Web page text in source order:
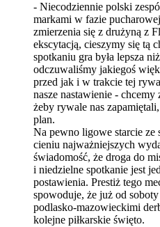
- Niecodziennie polski
markami w fazie
zmierzenia się z drużyną z
ekscytacją, cieszymy się tą
spotkaniu gra była lepsza
odczuwaliśmy jakiegoś
przed jak i w trakcie tej
nasze nastawienie - chcemy
żeby rywale nas
plan.
Na pewno ligowe starcie ze
cieniu najważniejszych
świadomość, że droga do
i niedzielne spotkanie jest
postawienia. Prestiż tego
spowoduje, że już od
podlasko-mazowieckimi
kolejne piłkarskie święto.